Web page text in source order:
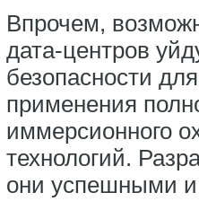
Впрочем,
дата-центров
безопасности
применения
иммерсионного
технологий.
они успешными